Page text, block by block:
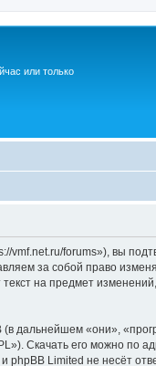
или только
forums»), вы
за собой право
на предмет
дальнейшем «они»,
Скачать его можно по
Limited не несёт